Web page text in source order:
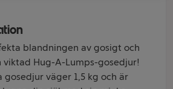
blandningen av gosigt och
viktad Hug-A-Lumps-gosedjur!
gosedjur väger 1,5 kg och är